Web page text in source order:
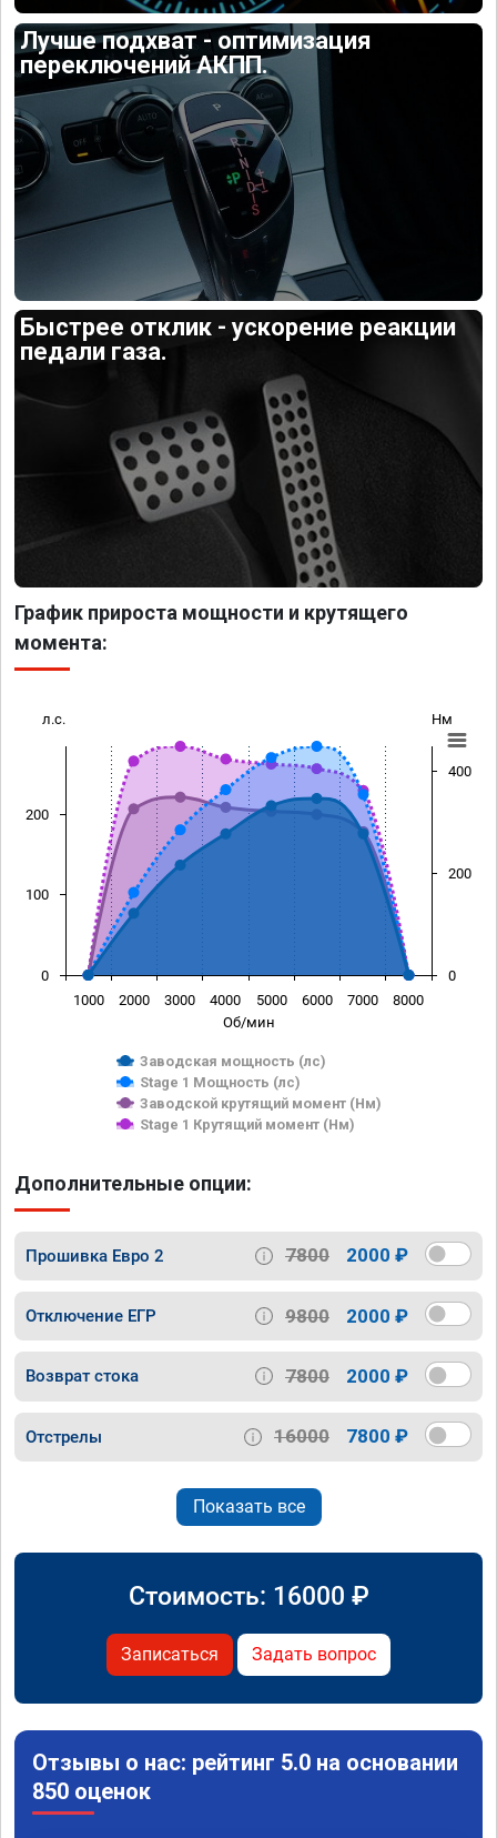
Лучше подхват - оптимизация
переключений АКПП.
Быстрее отклик - ускорение реакции
педали газа.
График прироста мощности и крутящего
момента:
Об/мин
л.с. Нм
Заводская мощность (лс)
Stage 1 Мощность (лс)
Заводской крутящий момент (Нм)
Stage 1 Крутящий момент (Нм)
1000 2000 3000 4000 5000 6000 7000 8000
0
100
200
0
200
400
Дополнительные опции:
Прошивка Евро 2 7800 2000 ₽
Отключение ЕГР 9800 2000 ₽
Возврат стока 7800 2000 ₽
Отстрелы 16000 7800 ₽
Показать все
Стоимость: 16000 ₽
Записаться Задать вопрос
Отзывы о нас: рейтинг 5.0 на основании
850 оценок